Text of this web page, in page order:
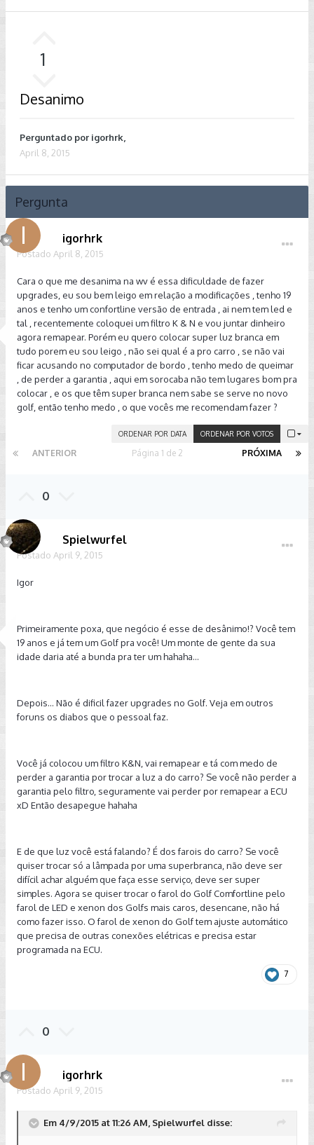
1
Desanimo
Perguntado por igorhrk
April 8, 2015
Pergunta
igorhrk
Postado April 8, 2015
Cara o que me desanima na wv é essa dificuldade de fazer
upgrades, eu sou bem leigo em relação a modificações , tenho 19
anos e tenho um confortline versão de entrada , ai nem tem led e
tal , recentemente coloquei um filtro K & N e vou juntar dinheiro
agora remapear. Porém eu quero colocar super luz branca em
tudo porem eu sou leigo , não sei qual é a pro carro , se não vai
ficar acusando no computador de bordo , tenho medo de queimar
, de perder a garantia , aqui em sorocaba não tem lugares bom pra
colocar , e os que têm super branca nem sabe se serve no novo
golf, então tenho medo , o que vocês me recomendam fazer ?
ORDENAR POR VOTOS
ORDENAR POR DATA
ANTERIOR PRÓXIMA
Página 1 de 2
0
Spielwurfel
Postado April 9, 2015
Igor
Primeiramente poxa, que negócio é esse de desânimo!? Você tem
19 anos e já tem um Golf pra você! Um monte de gente da sua
idade daria até a bunda pra ter um hahaha...
Depois... Não é dificil fazer upgrades no Golf. Veja em outros
foruns os diabos que o pessoal faz.
Você já colocou um filtro K&N, vai remapear e tá com medo de
perder a garantia por trocar a luz a do carro? Se você não perder a
garantia pelo filtro, seguramente vai perder por remapear a ECU
xD Então desapegue hahaha
E de que luz você está falando? É dos farois do carro? Se você
quiser trocar só a lâmpada por uma superbranca, não deve ser
difícil achar alguém que faça esse serviço, deve ser super
simples. Agora se quiser trocar o farol do Golf Comfortline pelo
farol de LED e xenon dos Golfs mais caros, desencane, não há
como fazer isso. O farol de xenon do Golf tem ajuste automático
que precisa de outras conexões elétricas e precisa estar
programada na ECU.
7
0
igorhrk
Postado April 9, 2015
Em 4/9/2015 at 11:26 AM, Spielwurfel disse: